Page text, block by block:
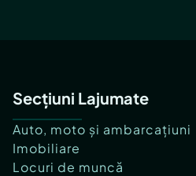
Secțiuni Lajumate
Auto, moto și ambarcațiuni
Imobiliare
Locuri de muncă